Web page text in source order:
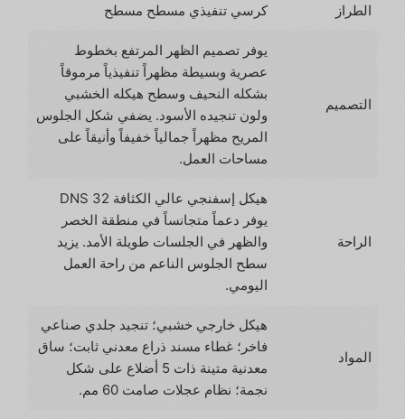
الطراز كرسي تنفيذي مسطح مسطح
التصميم
يوفر تصميم الظهر المرتفع بخطوط
عصرية وبسيطة مظهراً تنفيذياً مرموقاً
بشكله النحيف وسطح هيكله الخشبي
ولون تنجيده الأسود. يضفي شكل الجلوس
المريح مظهراً جمالياً خفيفاً وأنيقاً على
مساحات العمل.
الراحة
هيكل إسفنجي عالي الكثافة 32 DNS
يوفر دعماً متجانساً في منطقة الخصر
والظهر في الجلسات طويلة الأمد. يزيد
سطح الجلوس الناعم من راحة العمل
اليومي.
المواد
هيكل خارجي خشبي؛ تنجيد جلدي صناعي
فاخر؛ غطاء مسند ذراع معدني ثابت؛ ساق
معدنية متينة ذات 5 أضلاع على شكل
نجمة؛ نظام عجلات صامت 60 مم.